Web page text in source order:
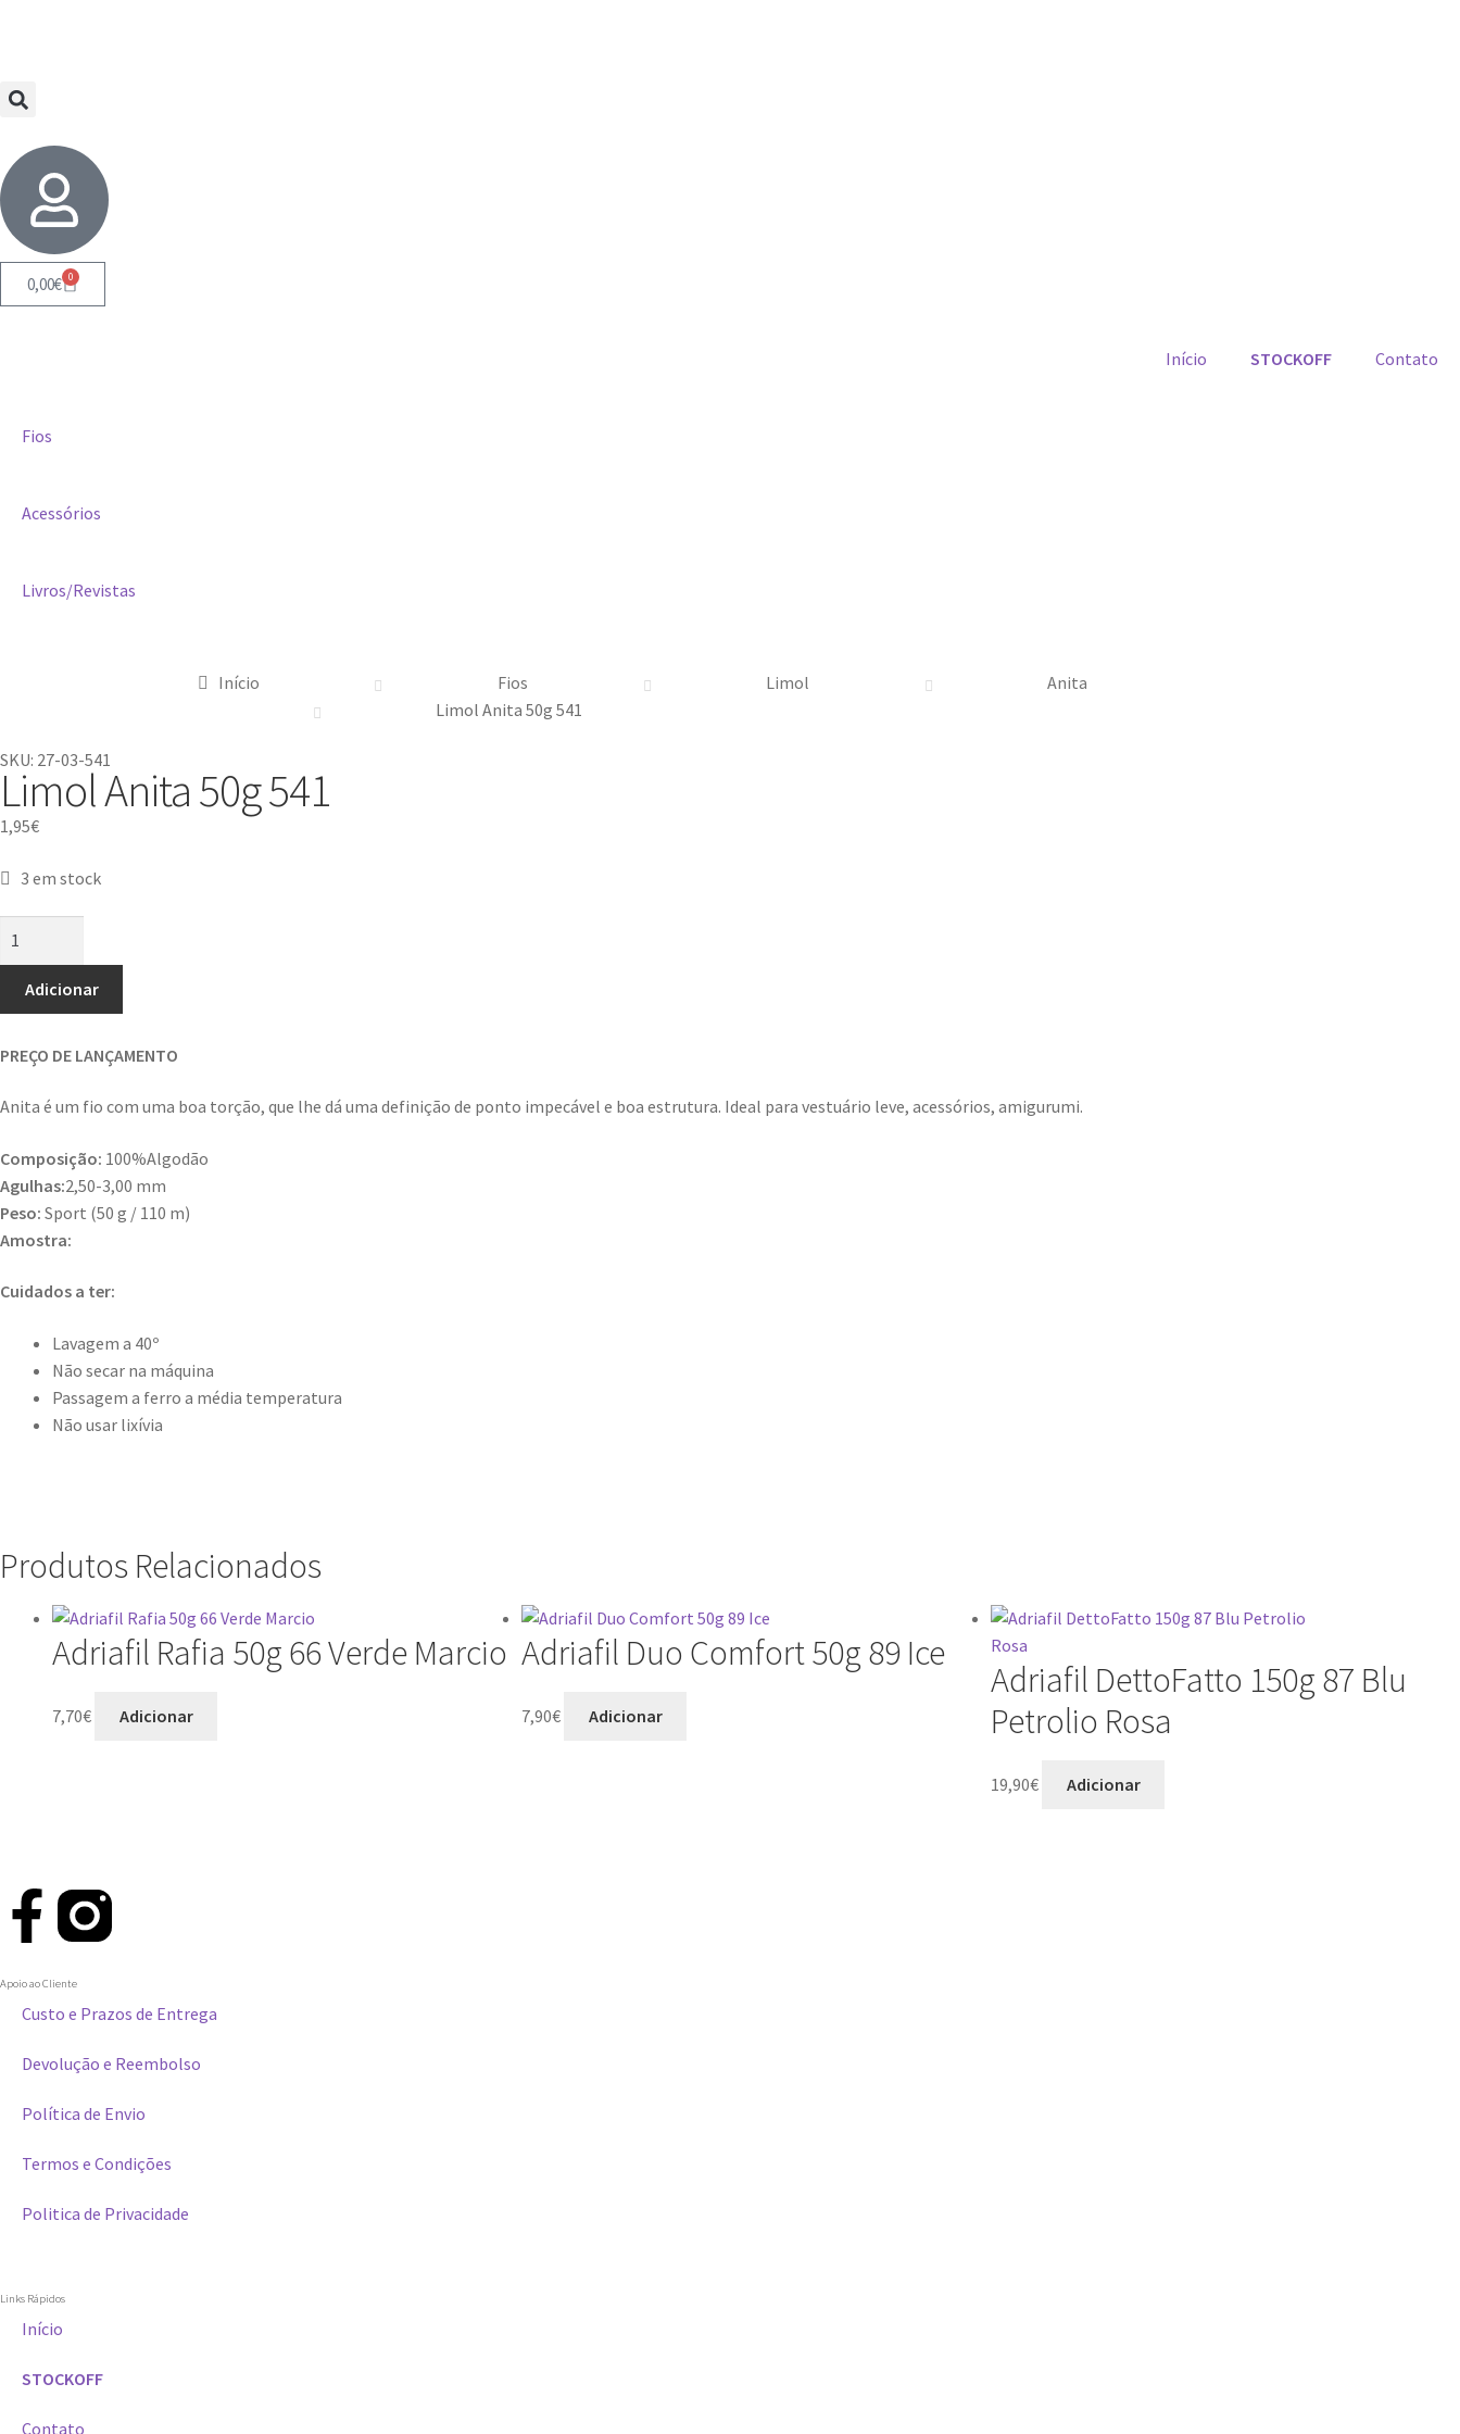
0,00€ 0
Início STOCKOFF Contato
Fios
Acessórios
Livros/Revistas
Início Fios Limol
Anita
Limol Anita 50g 541
SKU: 27-03-541
Limol Anita 50g 541
1,95€
3 em stock
Adicionar
PREÇO DE LANÇAMENTO
Anita é um fio com uma boa torção, que lhe dá uma definição de ponto impecável e boa estrutura. Ideal para vestuário leve, acessórios, amigurumi.
Composição: 100%Algodão
Agulhas:2,50-3,00 mm
Peso: Sport (50 g / 110 m)
Amostra:
Cuidados a ter:
Lavagem a 40º
Não secar na máquina
Passagem a ferro a média temperatura
Não usar lixívia
Produtos Relacionados
Adriafil Rafia 50g 66 Verde Marcio
7,70€ Adicionar
Adriafil Duo Comfort 50g 89 Ice
7,90€ Adicionar
Adriafil DettoFatto 150g 87 Blu
Petrolio Rosa
19,90€ Adicionar
Apoio ao Cliente
Custo e Prazos de Entrega
Devolução e Reembolso
Política de Envio
Termos e Condições
Politica de Privacidade
Links Rápidos
Início
STOCKOFF
Contato